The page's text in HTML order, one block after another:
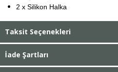
2 x Silikon Halka
Taksit Seçenekleri
İade Şartları